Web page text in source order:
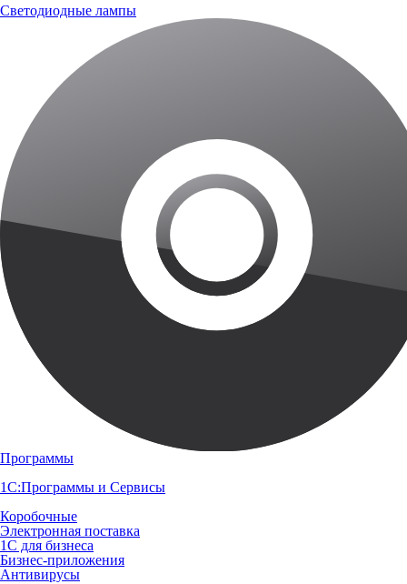
Светодиодные лампы
Программы
1С:Программы и Сервисы
Коробочные
Электронная поставка
1С для бизнеса
Бизнес-приложения
Антивирусы